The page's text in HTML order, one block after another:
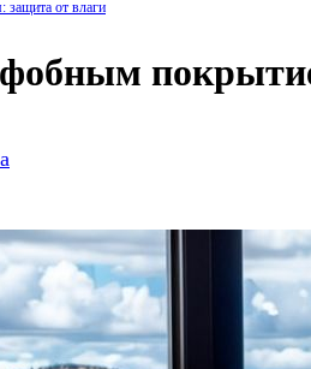
от влаги